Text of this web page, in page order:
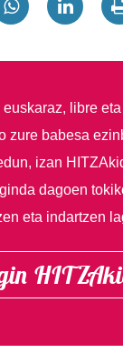
libre
zure babesa
izan
dagoen
eta indartzen